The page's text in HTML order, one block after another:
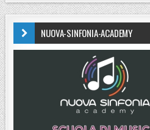
NUOVA-SINFONIA-ACADEMY